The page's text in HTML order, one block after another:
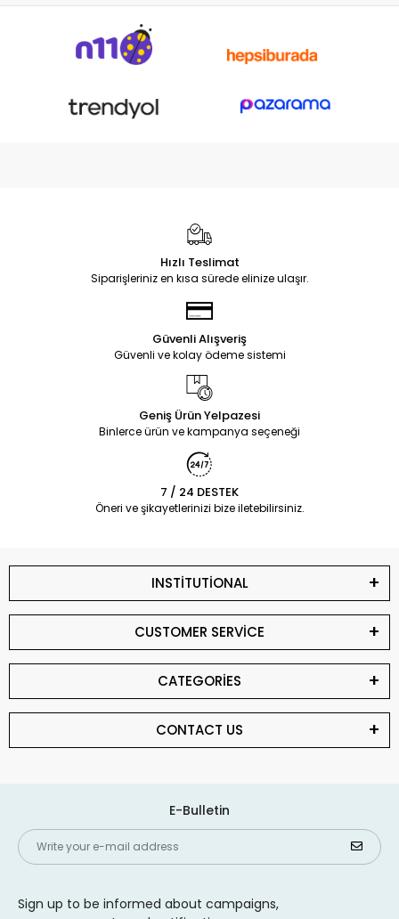
Hızlı Teslimat
Siparişleriniz en kısa sürede elinize ulaşır.
Güvenli Alışveriş
Güvenli ve kolay ödeme sistemi
Geniş Ürün Yelpazesi
Binlerce ürün ve kampanya seçeneği
7 / 24 DESTEK
Öneri ve şikayetlerinizi bize iletebilirsiniz.
INSTİTUTİONAL
CUSTOMER SERVİCE
CATEGORİES
CONTACT US
E-Bulletin
Sign up to be informed about campaigns,